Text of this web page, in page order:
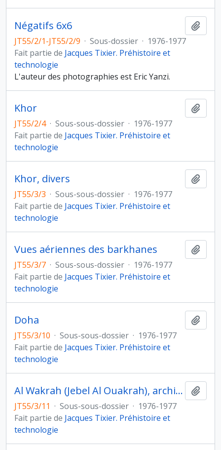
Négatifs 6x6
JT55/2/1-JT55/2/9 · Sous-dossier · 1976-1977
Fait partie de Jacques Tixier. Préhistoire et
technologie
L'auteur des photographies est Eric Yanzi.
Khor
JT55/2/4 · Sous-sous-dossier · 1976-1977
Fait partie de Jacques Tixier. Préhistoire et
technologie
Khor, divers
JT55/3/3 · Sous-sous-dossier · 1976-1977
Fait partie de Jacques Tixier. Préhistoire et
technologie
Vues aériennes des barkhanes
JT55/3/7 · Sous-sous-dossier · 1976-1977
Fait partie de Jacques Tixier. Préhistoire et
technologie
Doha
JT55/3/10 · Sous-sous-dossier · 1976-1977
Fait partie de Jacques Tixier. Préhistoire et
technologie
Al Wakrah (Jebel Al Ouakrah), architecture islamique, faune
JT55/3/11 · Sous-sous-dossier · 1976-1977
Fait partie de Jacques Tixier. Préhistoire et
technologie